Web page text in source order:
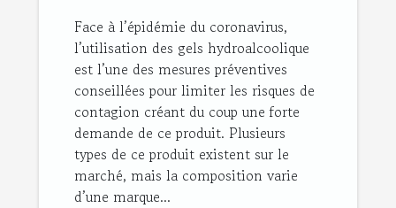
Face à l’épidémie du coronavirus,
l’utilisation des gels hydroalcoolique
est l’une des mesures préventives
conseillées pour limiter les risques de
contagion créant du coup une forte
demande de ce produit. Plusieurs
types de ce produit existent sur le
marché, mais la composition varie
d’une marque...